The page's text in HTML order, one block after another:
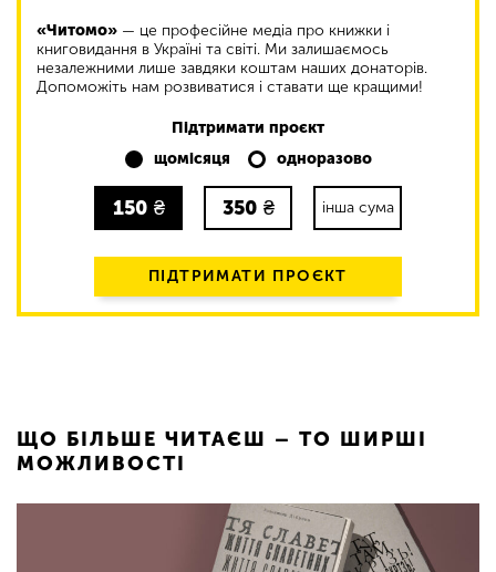
«Читомо» — це професійне медіа про книжки і
книговидання в Україні та світі. Ми залишаємось
незалежними лише завдяки коштам наших донаторів.
Допоможіть нам розвиватися і ставати ще кращими!
Підтримати проєкт
щомісяця
одноразово
150 ₴ 350 ₴ інша сума
ПІДТРИМАТИ ПРОЄКТ
ЩО БІЛЬШЕ ЧИТАЄШ – ТО ШИРШІ
МОЖЛИВОСТІ